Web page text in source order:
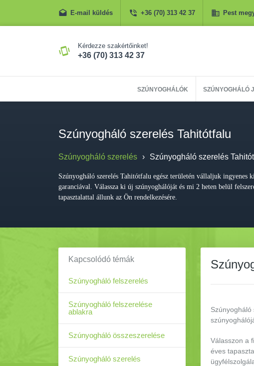
E-mail küldés +36 (70) 313 42 37 Pest
Kérdezze szakértőinket!
+36 (70) 313 42 37
SZÚNYOGHÁLÓK SZÚNYOGHÁLÓ
Szúnyogháló szerelés Tahitótfalu
Szúnyogháló szerelés › Szúnyogháló szerelés
Szúnyogháló szerelés Tahitótfalu egész területén vállaljuk ingyenes
garanciával. Válassza ki új szúnyoghálóját és mi 2 heten belül
tapasztalattal állunk az Ön rendelkezésére.
Kapcsolódó témák
Szúnyogháló felszerelés
Szúnyogháló felszerelése
ablakra
Szúnyogháló összeszerelése
Szúnyogháló szerelés
Szúnyogháló
Válasszon a
éves